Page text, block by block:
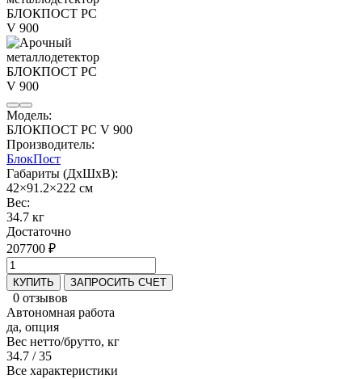
Модель:
БЛОКПОСТ PC V 900
Производитель:
БлокПост
Габариты (ДхШхВ):
42×91.2×222 см
Вес:
34.7 кг
Достаточно
207700 ₽
КУПИТЬ ЗАПРОСИТЬ СЧЕТ
0 отзывов
Автономная работа
да, опция
Вес нетто/брутто, кг
34.7 / 35
Все характеристики